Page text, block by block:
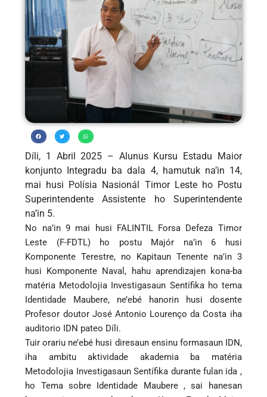
Díli, 1 Abril 2025 – Alunus Kursu Estadu Maior
konjunto Integradu ba dala 4, hamutuk na’in 14,
mai husi Polísia Nasionál Timor Leste ho Postu
Superintendente Assistente ho Superintendente
na’in 5.
No na’in 9 mai husi FALINTIL Forsa Defeza Timor
Leste (F-FDTL) ho postu Majór na’in 6 husi
Komponente Terestre, no Kapitaun Tenente na’in 3
husi Komponente Naval, hahu aprendizajen kona-ba
matéria Metodolojia Investigasaun Sentífika ho tema
Identidade Maubere, ne’ebé hanorin husi dosente
Profesor doutor José Antonio Lourenço da Costa iha
auditorio IDN pateo Díli.
Tuir orariu ne’ebé husi diresaun ensinu formasaun IDN,
iha ambitu aktividade akademia ba matéria
Metodolojia Investigasaun Sentífika durante fulan ida ,
ho Tema sobre Identidade Maubere , sai hanesan